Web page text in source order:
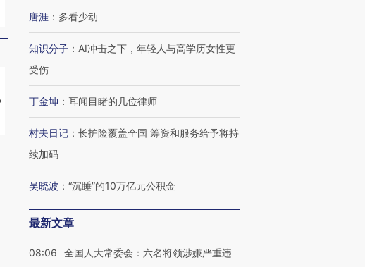
【推广】走进第四届链博
会，让数智科技“链”接产
【特别呈现】寻找100种
有意思的生活方式·第三对
CFO：不靠规模取胜，华
住三大增长引擎是什么？
唐涯 ： 多看少动
知识分子 ： AI冲击之下，年轻人与高学历女性更
受伤
丁金坤 ： 耳闻目睹的几位律师
村夫日记 ： 长护险覆盖全国 筹资和服务给予将持
续加码
吴晓波 ： “沉睡”的10万亿元公积金
最新文章
08:06
全国人大常委会：六名将领涉嫌严重违